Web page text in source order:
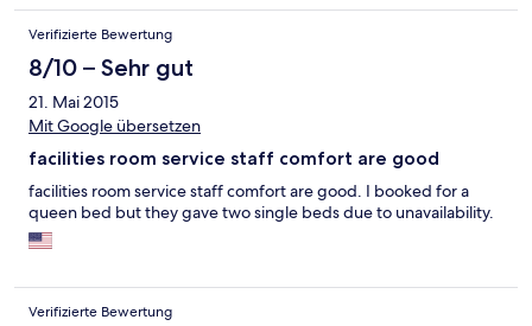
Verifizierte Bewertung
8/10 – Sehr gut
21. Mai 2015
Mit Google übersetzen
facilities room service staff comfort are good
facilities room service staff comfort are good. I booked for a
queen bed but they gave two single beds due to unavailability.
Verifizierte Bewertung